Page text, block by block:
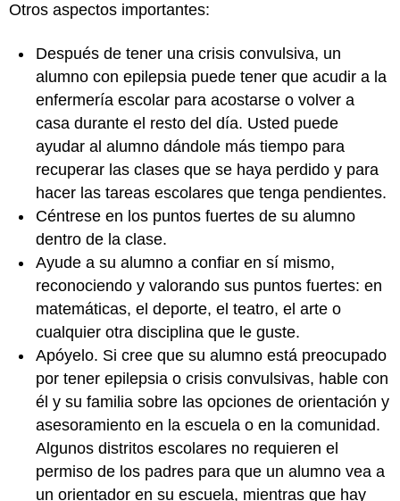
Otros aspectos importantes:
Después de tener una crisis convulsiva, un
alumno con epilepsia puede tener que acudir a la
enfermería escolar para acostarse o volver a
casa durante el resto del día. Usted puede
ayudar al alumno dándole más tiempo para
recuperar las clases que se haya perdido y para
hacer las tareas escolares que tenga pendientes.
Céntrese en los puntos fuertes de su alumno
dentro de la clase.
Ayude a su alumno a confiar en sí mismo,
reconociendo y valorando sus puntos fuertes: en
matemáticas, el deporte, el teatro, el arte o
cualquier otra disciplina que le guste.
Apóyelo. Si cree que su alumno está preocupado
por tener epilepsia o crisis convulsivas, hable con
él y su familia sobre las opciones de orientación y
asesoramiento en la escuela o en la comunidad.
Algunos distritos escolares no requieren el
permiso de los padres para que un alumno vea a
un orientador en su escuela, mientras que hay